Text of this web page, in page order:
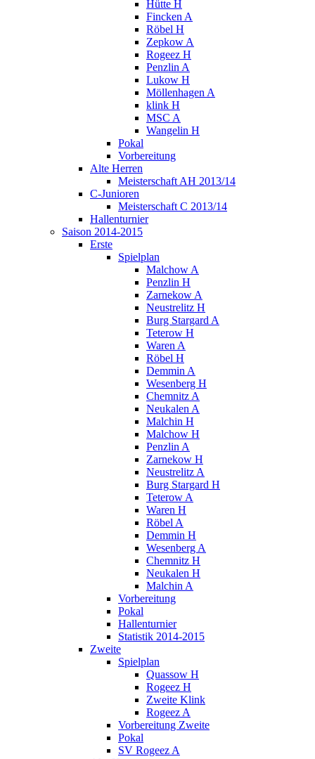
Hütte H
Fincken A
Röbel H
Zepkow A
Rogeez H
Penzlin A
Lukow H
Möllenhagen A
klink H
MSC A
Wangelin H
Pokal
Vorbereitung
Alte Herren
Meisterschaft AH 2013/14
C-Junioren
Meisterschaft C 2013/14
Hallenturnier
Saison 2014-2015
Erste
Spielplan
Malchow A
Penzlin H
Zarnekow A
Neustrelitz H
Burg Stargard A
Teterow H
Waren A
Röbel H
Demmin A
Wesenberg H
Chemnitz A
Neukalen A
Malchin H
Malchow H
Penzlin A
Zarnekow H
Neustrelitz A
Burg Stargard H
Teterow A
Waren H
Röbel A
Demmin H
Wesenberg A
Chemnitz H
Neukalen H
Malchin A
Vorbereitung
Pokal
Hallenturnier
Statistik 2014-2015
Zweite
Spielplan
Quassow H
Rogeez H
Zweite Klink
Rogeez A
Vorbereitung Zweite
Pokal
SV Rogeez A